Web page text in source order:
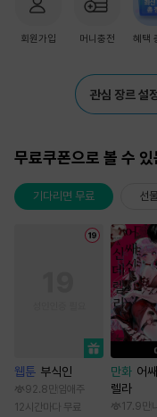
회원가입 머니충전 혜택
관심 장르 설
무료쿠폰으로 볼 수 있
기다리면 무료 선
웹툰 부식인
92.8만 임애주
12시간마다 무료
만화 어
렐라
17.9만